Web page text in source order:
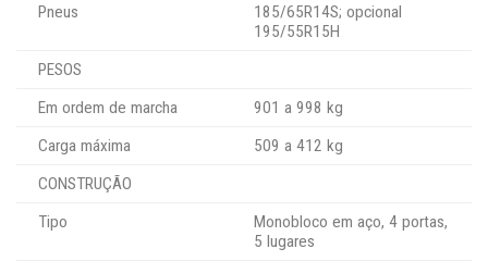
Pneus
185/65R14S; opcional
195/55R15H
PESOS
Em ordem de marcha
901 a 998 kg
Carga máxima
509 a 412 kg
CONSTRUÇÃO
Tipo
Monobloco em aço, 4 portas,
5 lugares